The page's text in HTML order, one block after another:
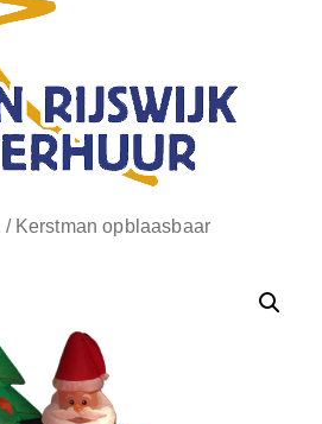
/ Kerstman opblaasbaar